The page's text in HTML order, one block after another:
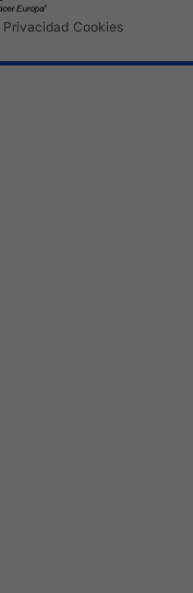
Privacidad Cookies